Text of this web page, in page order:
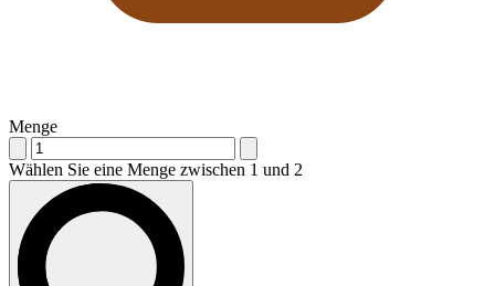
Menge
Wählen Sie eine Menge zwischen 1 und 2